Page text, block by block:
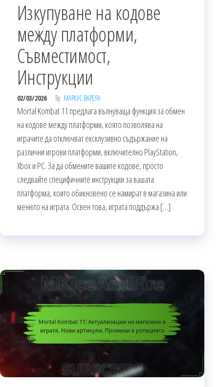
Изкупуване на кодове
между платформи,
Съвместимост,
Инструкции
02/03/2026 By МАРКУС ВАРЕЛА
Mortal Kombat 11 предлага вълнуваща функция за обмен
на кодове между платформи, която позволява на
играчите да отключват ексклузивно съдържание на
различни игрови платформи, включително PlayStation,
Xbox и PC. За да обмените вашите кодове, просто
следвайте специфичните инструкции за вашата
платформа, които обикновено се намират в магазина или
менюто на играта. Освен това, играта поддържа […]